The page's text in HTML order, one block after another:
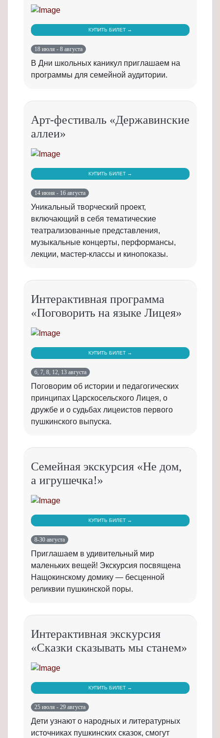
КУПИТЬ БИЛЕТ →
18 июля - 8 августа
В Дни школьных каникул приглашаем на
программы для семейной аудитории.
Арт-фестиваль «Державинские
аллеи»
КУПИТЬ БИЛЕТ →
14 июня - 16 августа
Уникальный творческий проект,
включающий в себя тематические
театрализованные представления,
музыкальные концерты, перформансы,
лекции, мастер-классы и кинопоказы.
Интерактивная программа
«Поговорить на языке Лицея»
КУПИТЬ БИЛЕТ →
6, 7, 8, 12, 13 августа
Поговорим об истории и педагогических
принципах Царскосельского Лицея, о
дружбе и о судьбах лицеистов первого
пушкинского выпуска.
Семейная экскурсия «Не дом,
а игрушечка!»
КУПИТЬ БИЛЕТ →
8-30 августа
Приглашаем в удивительный мир
маленьких вещей! Экскурсия посвящена
Нащокинскому домику — бесценной
реликвии пушкинской поры.
Интерактивная экскурсия
«Сказки сказывать мы станем»
КУПИТЬ БИЛЕТ →
25 июля - 29 августа
Дети узнают о народных и литературных
источниках пушкинских сказок, смогут